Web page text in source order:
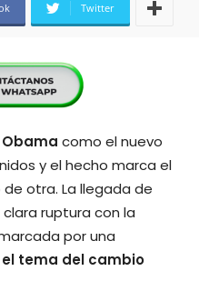
Twitter
como el nuevo
y el hecho marca el
otra. La llegada de
ruptura con la
por una
tema del cambio